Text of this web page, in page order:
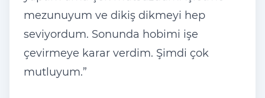
mezunuyum ve dikiş dikmeyi hep
seviyordum. Sonunda hobimi işe
çevirmeye karar verdim. Şimdi çok
mutluyum.”